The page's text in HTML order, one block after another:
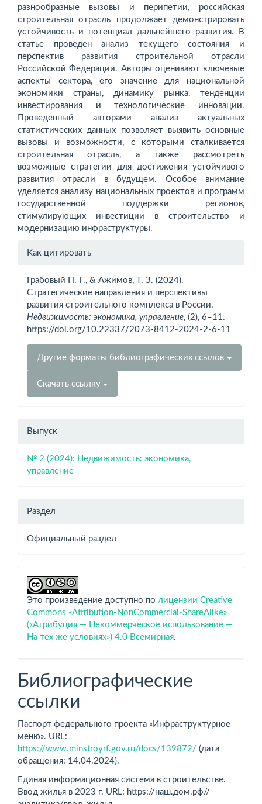
разнообразные вызовы и перипетии, российская
строительная отрасль продолжает демонстрировать
устойчивость и потенциал дальнейшего развития. В
статье проведен анализ текущего состояния и
перспектив развития строительной отрасли
Российской Федерации. Авторы оценивают ключевые
аспекты сектора, его значение для национальной
экономики страны, динамику рынка, тенденции
инвестирования и технологические инновации.
Проведенный авторами анализ актуальных
статистических данных позволяет выявить основные
вызовы и возможности, с которыми сталкивается
строительная отрасль, а также рассмотреть
возможные стратегии для достижения устойчивого
развития отрасли в будущем. Особое внимание
уделяется анализу национальных проектов и программ
государственной поддержки регионов,
стимулирующих инвестиции в строительство и
модернизацию инфраструктуры.
Информация
Как цитировать
Грабовый П. Г., & Ажимов, Т. З. (2024).
Стратегические направления и перспективы
развития строительного комплекса в России.
Недвижимость: экономика, управление, (2), 6–11.
https://doi.org/10.22337/2073-8412-2024-2-6-11
Другие форматы библиографических ссылок
Скачать ссылку
Выпуск
№ 2 (2024): Недвижимость: экономика,
управление
Раздел
Официальный раздел
Это произведение доступно по лицензии Creative
Commons «Attribution-NonCommercial-ShareAlike»
(«Атрибуция — Некоммерческое использование —
На тех же условиях») 4.0 Всемирная.
Библиографические
ссылки
Паспорт федерального проекта «Инфраструктурное
меню». URL:
https://www.minstroyrf.gov.ru/docs/139872/ (дата
обращения: 14.04.2024).
Единая информационная система в строительстве.
Ввод жилья в 2023 г. URL: https://наш.дом.рф//